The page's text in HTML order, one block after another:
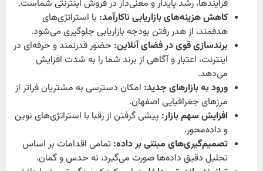
فرآیندها، رشد پایدار و معنی‌دار در فروش اینترنتی شماست.
کاهش هزینه‌های بازاریابی ناکارآمد: با استراتژی‌های
هدفمند، از هدر رفتن بودجه بازاریابی جلوگیری می‌شود.
برندسازی قوی در فضای آنلاین: حضور قدرتمند و حرفه‌ای در
اینترنت، اعتبار و آگاهی از برند شما را به شدت افزایش
می‌دهد.
ورود به بازارهای جدید: امکان دسترسی به مشتریان فراتر از
مرزهای جغرافیایی اصفهان.
افزایش سهم بازار: پیشی گرفتن از رقبا با استراتژی‌های نوین
و داده‌محور.
تصمیم‌گیری‌های مبتنی بر داده: تمامی اقدامات بر اساس
تحلیل دقیق داده‌ها صورت می‌گیرد، نه حدس و گمان.